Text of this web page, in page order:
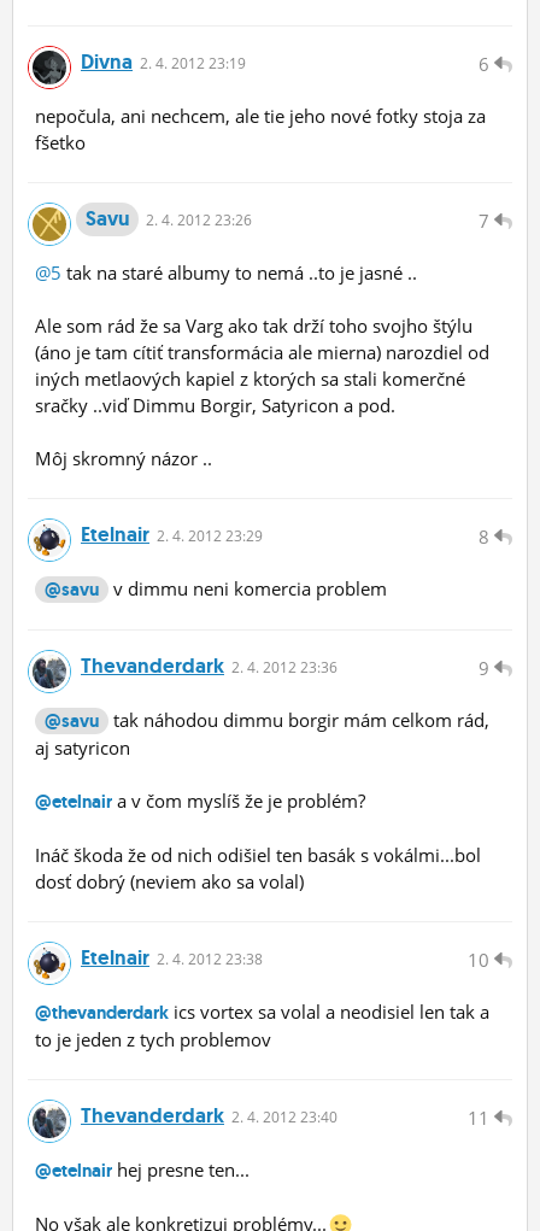
6
Divna 2. 4. 2012 23:19
nepočula, ani nechcem, ale tie jeho nové fotky stoja za
fšetko
7
Savu 2. 4. 2012 23:26
@5 tak na staré albumy to nemá ..to je jasné ..
Ale som rád že sa Varg ako tak drží toho svojho štýlu
(áno je tam cítiť transformácia ale mierna) narozdiel od
iných metlaových kapiel z ktorých sa stali komerčné
sračky ..viď Dimmu Borgir, Satyricon a pod.
Môj skromný názor ..
8
Etelnair 2. 4. 2012 23:29
@savu v dimmu neni komercia problem
9
Thevanderdark 2. 4. 2012 23:36
@savu tak náhodou dimmu borgir mám celkom rád,
aj satyricon
@etelnair a v čom myslíš že je problém?
Ináč škoda že od nich odišiel ten basák s vokálmi...bol
dosť dobrý (neviem ako sa volal)
10
Etelnair 2. 4. 2012 23:38
@thevanderdark ics vortex sa volal a neodisiel len tak a
to je jeden z tych problemov
11
Thevanderdark 2. 4. 2012 23:40
@etelnair hej presne ten...
No však ale konkretizuj problémy...